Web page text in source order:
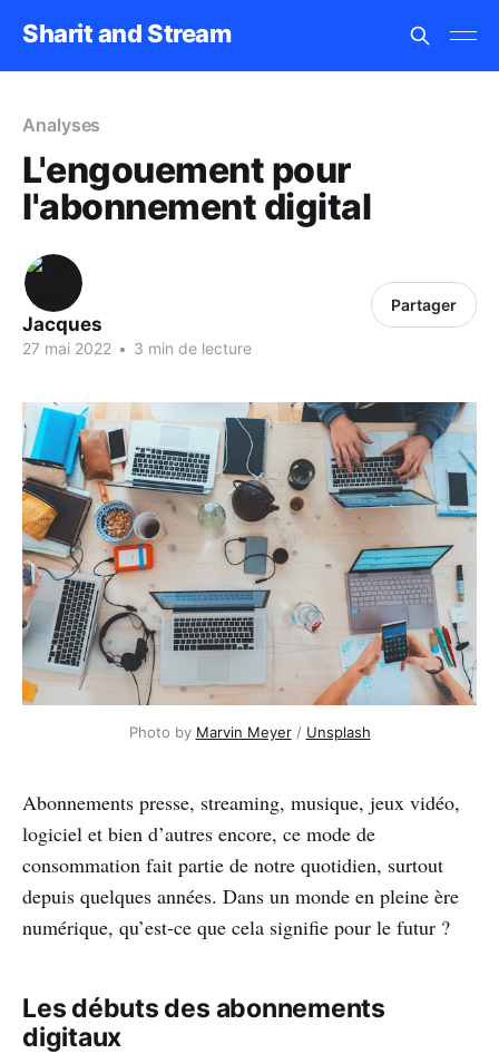
Sharit and Stream
Analyses
L'engouement pour
l'abonnement digital
Jacques
27 mai 2022 • 3 min de lecture
Partager
Photo by Marvin Meyer / Unsplash
Abonnements presse, streaming, musique, jeux vidéo,
logiciel et bien d’autres encore, ce mode de
consommation fait partie de notre quotidien, surtout
depuis quelques années. Dans un monde en pleine ère
numérique, qu’est-ce que cela signifie pour le futur ?
Les débuts des abonnements
digitaux